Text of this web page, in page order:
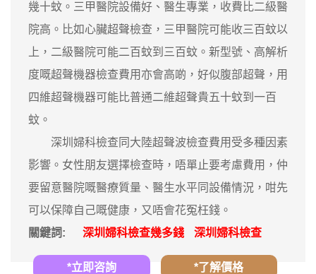
幾十蚊。三甲醫院設備好、醫生專業，收費比二級醫
院高。比如心臟超聲檢查，三甲醫院可能收三百蚊以
上，二級醫院可能二百蚊到三百蚊。新型號、高解析
度嘅超聲機器檢查費用亦會高啲，好似腹部超聲，用
四維超聲機器可能比普通二維超聲貴五十蚊到一百
蚊。
深圳婦科檢查同大陸超聲波檢查費用受多種因素
影響。女性朋友選擇檢查時，唔單止要考慮費用，仲
要留意醫院嘅醫療質量、醫生水平同設備情況，咁先
可以保障自己嘅健康，又唔會花冤枉錢。
關鍵詞:
深圳婦科檢查幾多錢 深圳婦科檢查
*立即咨詢 *了解價格